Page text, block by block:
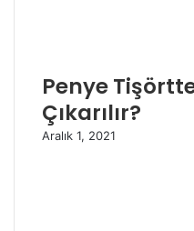
Penye
Çıkarılır?
Aralık 1, 2021